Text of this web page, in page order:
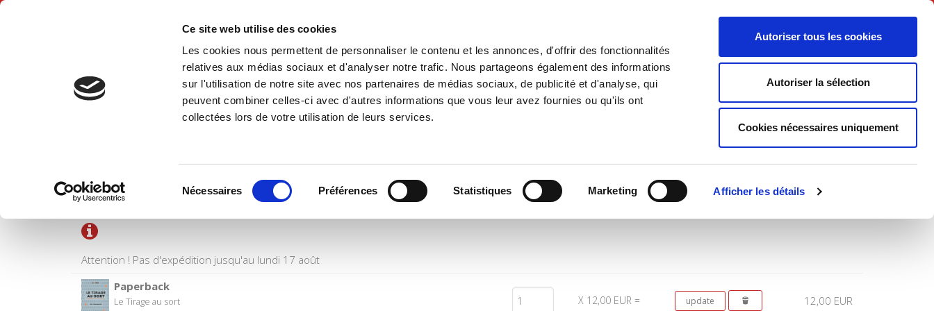
Ce site web utilise des cookies
Les cookies nous permettent de personnaliser le contenu et les annonces, d'offrir des fonctionnalités
relatives aux médias sociaux et d'analyser notre trafic. Nous partageons également des informations
sur l'utilisation de notre site avec nos partenaires de médias sociaux, de publicité et d'analyse, qui
peuvent combiner celles-ci avec d'autres informations que vous leur avez fournies ou qu'ils ont
collectées lors de votre utilisation de leurs services.
Nécessaires Préférences Statistiques Marketing Afficher les détails
Autoriser tous les cookies
Autoriser la sélection
Cookies nécessaires uniquement
English
Home Environment History International Politics
Attention ! Pas d'expédition jusqu'au lundi 17 août
Title Quantity Price Total
Paperback
Le Tirage au sort
X 12,00 EUR = 12,00 EUR